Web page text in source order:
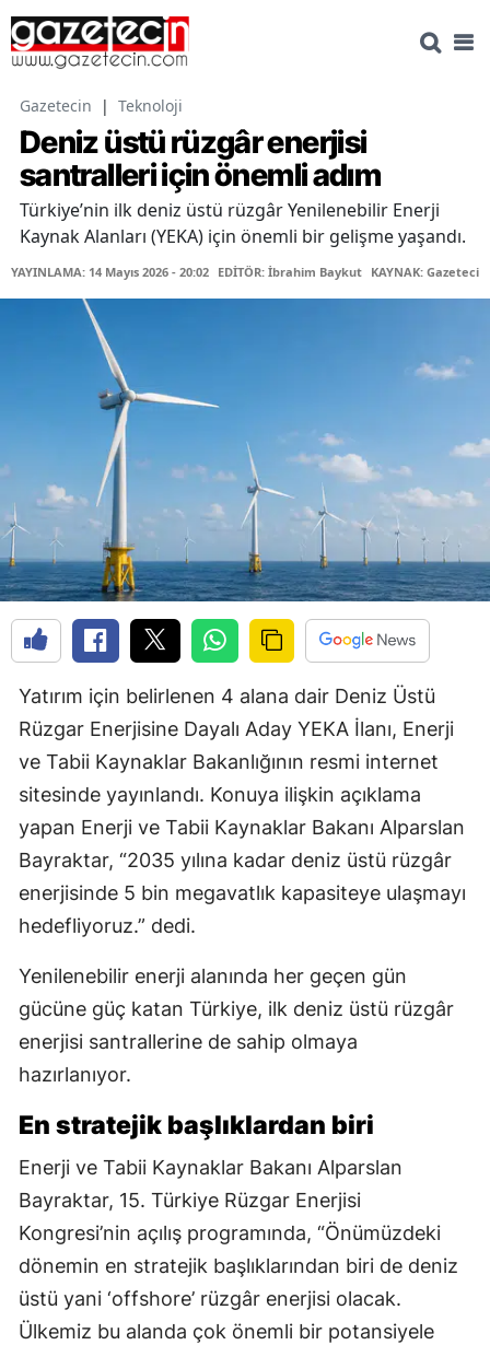
Gazetecin | Teknoloji
Deniz üstü rüzgâr enerjisi
santralleri için önemli adım
Türkiye’nin ilk deniz üstü rüzgâr Yenilenebilir Enerji
Kaynak Alanları (YEKA) için önemli bir gelişme yaşandı.
YAYINLAMA: 14 Mayıs 2026 - 20:02 EDİTÖR: İbrahim Baykut KAYNAK: Gazetecin
Yatırım için belirlenen 4 alana dair Deniz Üstü
Rüzgar Enerjisine Dayalı Aday YEKA İlanı, Enerji
ve Tabii Kaynaklar Bakanlığının resmi internet
sitesinde yayınlandı. Konuya ilişkin açıklama
yapan Enerji ve Tabii Kaynaklar Bakanı Alparslan
Bayraktar, “2035 yılına kadar deniz üstü rüzgâr
enerjisinde 5 bin megavatlık kapasiteye ulaşmayı
hedefliyoruz.” dedi.
Yenilenebilir enerji alanında her geçen gün
gücüne güç katan Türkiye, ilk deniz üstü rüzgâr
enerjisi santrallerine de sahip olmaya
hazırlanıyor.
En stratejik başlıklardan biri
Enerji ve Tabii Kaynaklar Bakanı Alparslan
Bayraktar, 15. Türkiye Rüzgar Enerjisi
Kongresi’nin açılış programında, “Önümüzdeki
dönemin en stratejik başlıklarından biri de deniz
üstü yani ‘offshore’ rüzgâr enerjisi olacak.
Ülkemiz bu alanda çok önemli bir potansiyele